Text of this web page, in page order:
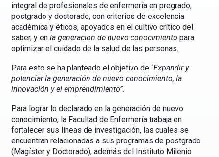
integral de profesionales de enfermería en pregrado,
postgrado y doctorado, con criterios de excelencia
académica y éticos, apoyados en el cultivo crítico del
saber, y en la generación de nuevo conocimiento para
optimizar el cuidado de la salud de las personas.
Para esto se ha planteado el objetivo de “Expandir y
potenciar la generación de nuevo conocimiento, la
innovación y el emprendimiento”.
Para lograr lo declarado en la generación de nuevo
conocimiento, la Facultad de Enfermería trabaja en
fortalecer sus líneas de investigación, las cuales se
encuentran relacionadas a sus programas de postgrado
(Magíster y Doctorado), además del Instituto Milenio